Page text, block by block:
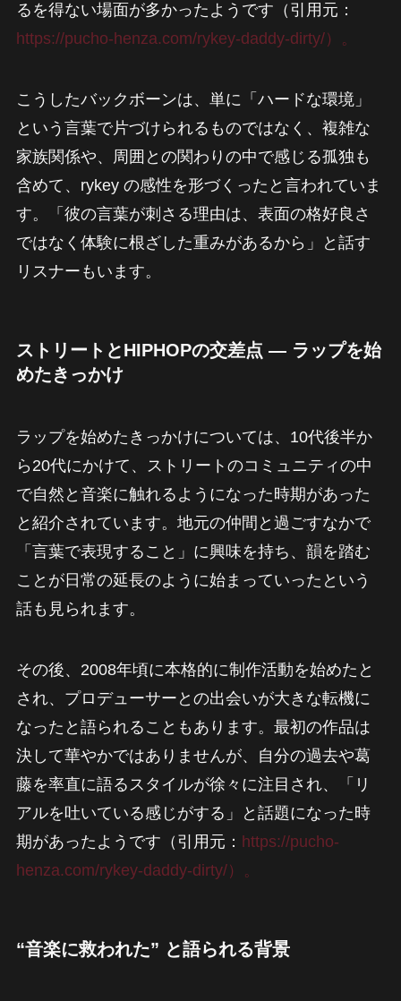
るを得ない場面が多かったようです（引用元：
https://pucho-henza.com/rykey-daddy-dirty/）。
こうしたバックボーンは、単に「ハードな環境」
という言葉で片づけられるものではなく、複雑な
家族関係や、周囲との関わりの中で感じる孤独も
含めて、rykey の感性を形づくったと言われていま
す。「彼の言葉が刺さる理由は、表面の格好良さ
ではなく体験に根ざした重みがあるから」と話す
リスナーもいます。
ストリートとHIPHOPの交差点 — ラップを始
めたきっかけ
ラップを始めたきっかけについては、10代後半か
ら20代にかけて、ストリートのコミュニティの中
で自然と音楽に触れるようになった時期があった
と紹介されています。地元の仲間と過ごすなかで
「言葉で表現すること」に興味を持ち、韻を踏む
ことが日常の延長のように始まっていったという
話も見られます。
その後、2008年頃に本格的に制作活動を始めたと
され、プロデューサーとの出会いが大きな転機に
なったと語られることもあります。最初の作品は
決して華やかではありませんが、自分の過去や葛
藤を率直に語るスタイルが徐々に注目され、「リ
アルを吐いている感じがする」と話題になった時
期があったようです（引用元： https://pucho-
henza.com/rykey-daddy-dirty/）。
“音楽に救われた” と語られる背景